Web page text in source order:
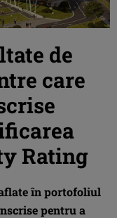
de
care
Rating
în portofoliul
pentru a